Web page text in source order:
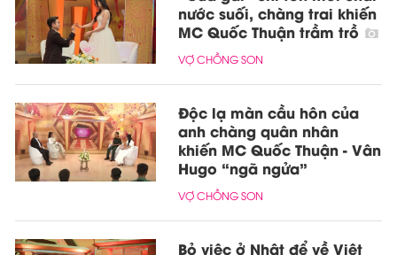
nước suối, chàng trai khiến
MC Quốc Thuận trầm trồ
VỢ CHỒNG SON
Độc lạ màn cầu hôn của
anh chàng quân nhân
khiến MC Quốc Thuận - Vân
Hugo “ngã ngửa”
VỢ CHỒNG SON
Bỏ việc ở Nhật để về Việt